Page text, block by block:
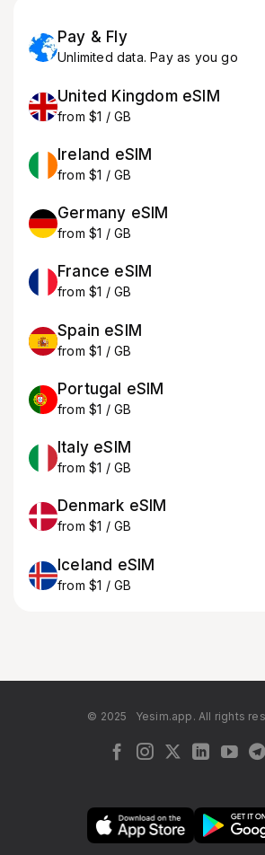
Pay & Fly
Unlimited data. Pay as you go
United Kingdom eSIM
from $1 / GB
Ireland eSIM
from $1 / GB
Germany eSIM
from $1 / GB
France eSIM
from $1 / GB
Spain eSIM
from $1 / GB
Portugal eSIM
from $1 / GB
Italy eSIM
from $1 / GB
Denmark eSIM
from $1 / GB
Iceland eSIM
from $1 / GB
© 2025 Yesim.app. All rights